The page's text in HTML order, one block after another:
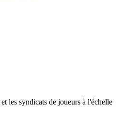
les syndicats de joueurs à l'échelle